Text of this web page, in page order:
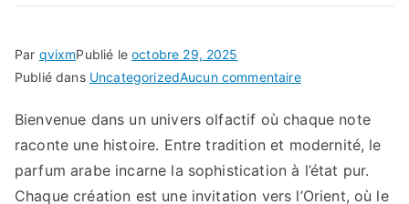
Par qvixmPublié leoctobre 29, 2025
Publié dans UncategorizedAucun commentairesur
Bienvenue dans un univers olfactif où chaque note
raconte une histoire. Entre tradition et modernité, le
parfum arabe incarne la sophistication à l’état pur.
Chaque création est une invitation vers l’Orient, où le